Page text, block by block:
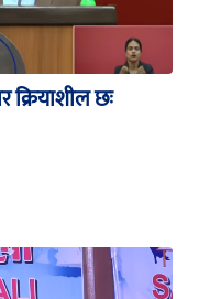
क्रियाशील छः